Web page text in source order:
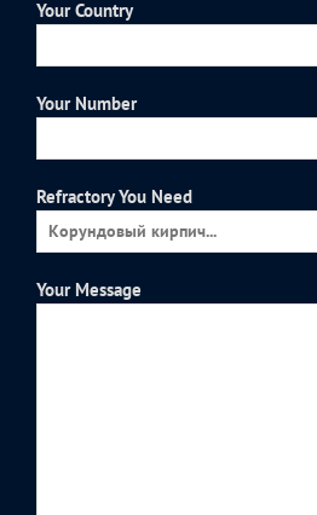
Your Country
Your Number
Refractory You Need
Your Message